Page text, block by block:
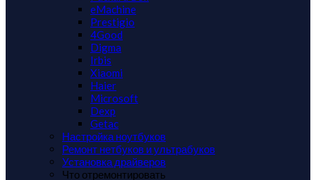
eMachine
Prestigio
4Good
Digma
Irbis
Xiaomi
Haier
Microsoft
Dexp
Getac
Настройка ноутбуков
Ремонт нетбуков и ультрабуков
Установка драйверов
Что отремонтировать